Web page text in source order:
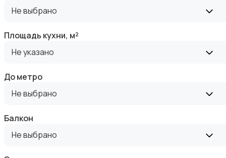
Аренда дома посуточно
Не выбрано
Площадь кухни, м²
Не указано
До метро
Не выбрано
Балкон
Не выбрано